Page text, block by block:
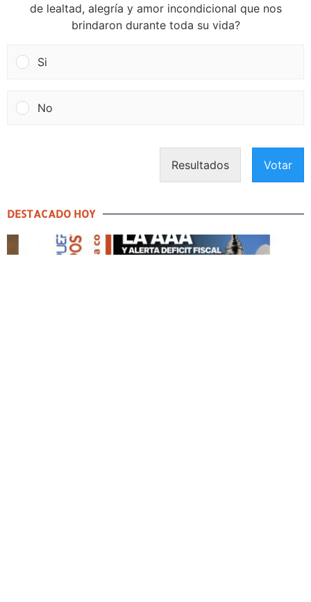
de lealtad, alegría y amor incondicional que nos
brindaron durante toda su vida?
Si
No
Resultados Votar
DESTACADO HOY